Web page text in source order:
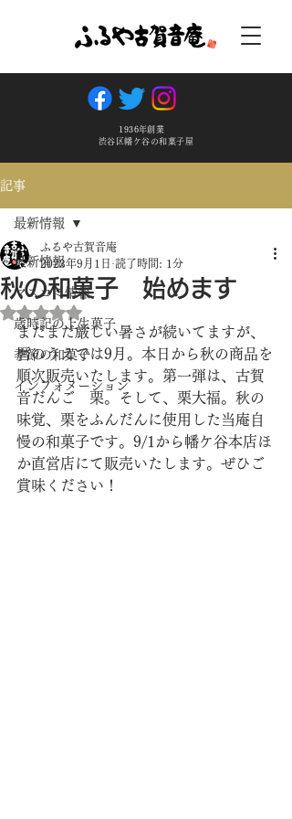
1936年創業
渋谷区幡ケ谷の和菓子屋
記事
最新情報
マスコミ情報
歳時記の上生菓子
季節の和菓子
インフォメーション
最新情報
秋の和菓子 始めます
ふるや古賀音庵
2023年9月1日 読了時間: 1分
5つ星のうちNaNと評価されています。
まだまだ厳しい暑さが続いてますが、
暦のうえでは9月。本日から秋の商品を
順次販売いたします。第一弾は、古賀
音だんご　栗。そして、栗大福。秋の
味覚、栗をふんだんに使用した当庵自
慢の和菓子です。9/1から幡ケ谷本店ほ
か直営店にて販売いたします。ぜひご
賞味ください！